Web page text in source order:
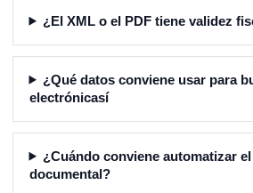
¿El XML o el PDF tiene validez
¿Qué datos conviene usar para
electrónicasí
¿Cuándo conviene automatizar
documental?